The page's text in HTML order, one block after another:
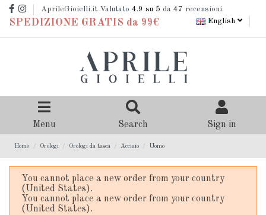
AprileGioielli.it Valutato 4.9 su 5 da 47 recensioni.
SPEDIZIONE GRATIS da 99€ English
Menu Search Sign in
Home Orologi Orologi da tasca Acciaio Uomo
You cannot place a new order from your country
(United States).
You cannot place a new order from your country
(United States).